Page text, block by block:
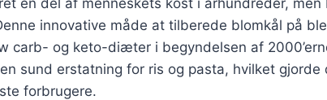
innovative måde at tilberede blomkål på
carb- og keto-diæter i begyndelsen af
sund erstatning for ris og pasta, hvilket
forbrugere.